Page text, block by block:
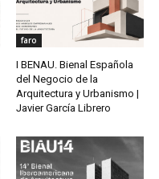
faro
I BENAU. Bienal Española
del Negocio de la
Arquitectura y Urbanismo |
Javier García Librero